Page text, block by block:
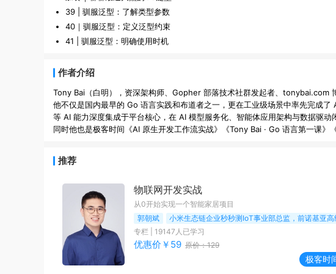
39 | 驯服泛型：了解类型参数
40｜驯服泛型：定义泛型约束
41 | 驯服泛型：明确使用时机
作者介绍
Tony Bai（白明），资深架构师、Gopher 部落技术社群发起者、tonybai.com
他不仅是国内最早的 Go 语言实践和布道者之一，更在工业级场景中率先完成
等 AI 能力深度集成于平台核心，在 AI 模型服务化、智能体应用架构与数据驱动
推荐
物联网开发实战
从0开始实现一个智能家居项目
郭朝斌
小米生态链企业秒秒测IoT事业部总监，前诺基亚
专栏
19147 人已学习
优惠价￥ 59 原价：129
极客时